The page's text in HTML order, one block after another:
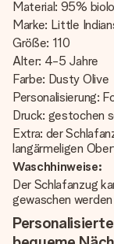
Material: 95%
Marke: Little
Größe: 110
Alter: 4-5 Jahre
Farbe: Dusty Olive
Personalisierung:
Druck: gestochen
Extra: der
langärmeligen
Waschhinweise:
Der Schlafanzug
gewaschen